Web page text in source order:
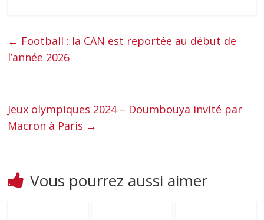
← Football : la CAN est reportée au début de
l’année 2026
Jeux olympiques 2024 – Doumbouya invité par
Macron à Paris →
Vous pourrez aussi aimer